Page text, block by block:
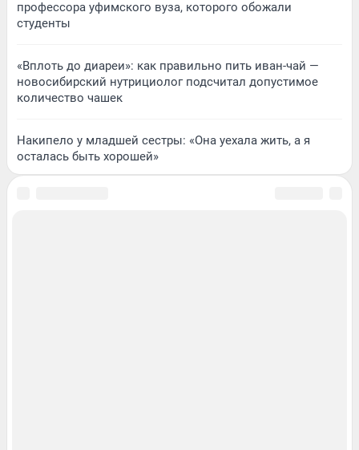
профессора уфимского вуза, которого обожали
студенты
«Вплоть до диареи»: как правильно пить иван-чай —
новосибирский нутрициолог подсчитал допустимое
количество чашек
Накипело у младшей сестры: «Она уехала жить, а я
осталась быть хорошей»